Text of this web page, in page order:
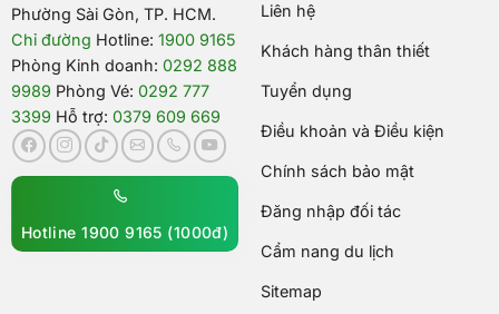
Phường Sài Gòn, TP. HCM.
Chỉ đường Hotline: 1900 9165
Phòng Kinh doanh: 0292 888
9989 Phòng Vé: 0292 777
3399 Hỗ trợ: 0379 609 669
Hotline 1900 9165 (1000đ)
Liên hệ
Khách hàng thân thiết
Tuyển dụng
Điều khoản và Điều kiện
Chính sách bảo mật
Đăng nhập đối tác
Cẩm nang du lịch
Sitemap